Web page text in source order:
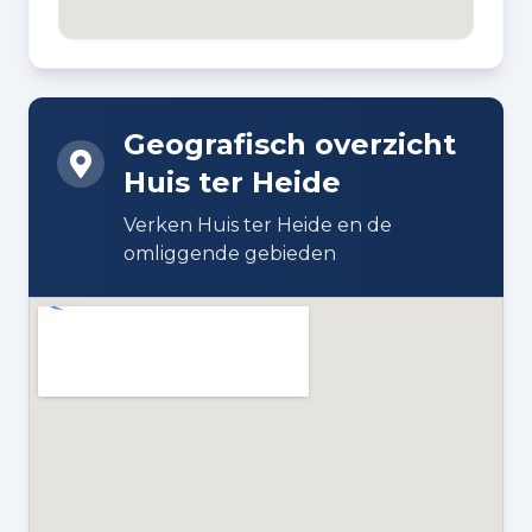
ISOLATIE
Blokverwarming en Cv-ketel
Cv-ketel
Geografisch overzicht
Huis ter Heide
Verken Huis ter Heide en de
omliggende gebieden